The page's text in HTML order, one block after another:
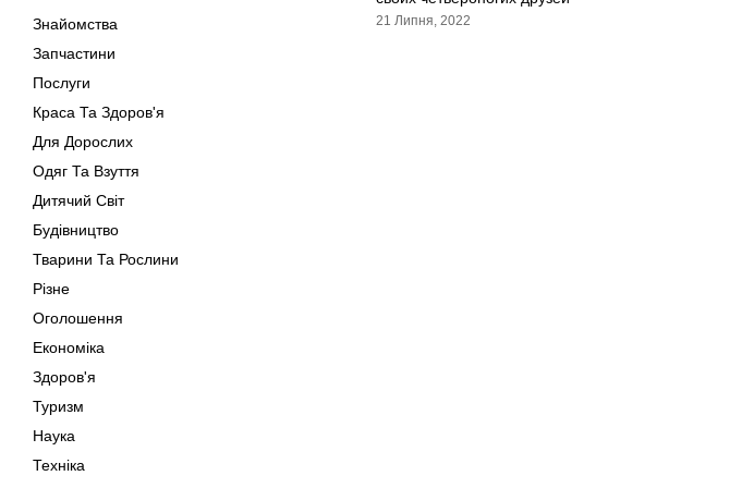
Знайомства
Запчастини
Послуги
Краса Та Здоров'я
Для Дорослих
Одяг Та Взуття
Дитячий Світ
Будівництво
Тварини Та Рослини
Різне
Оголошення
Економіка
Здоров'я
Туризм
Наука
Техніка
21 Липня, 2022